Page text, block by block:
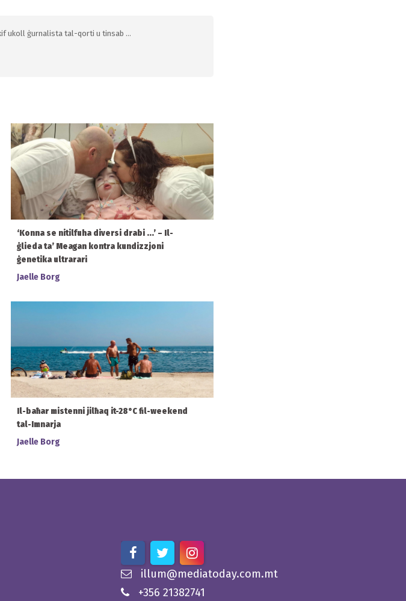
ukoll ġurnalista tal-qorti u tinsab ...
‘Konna se nitilfuha diversi drabi ...’ – Il-
ġlieda ta’ Meagan kontra kundizzjoni
ġenetika ultrarari
Jaelle Borg
Il-baħar mistenni jilħaq it-28°C fil-weekend
tal-Imnarja
Jaelle Borg
illum@mediatoday.com.mt
+356 21382741